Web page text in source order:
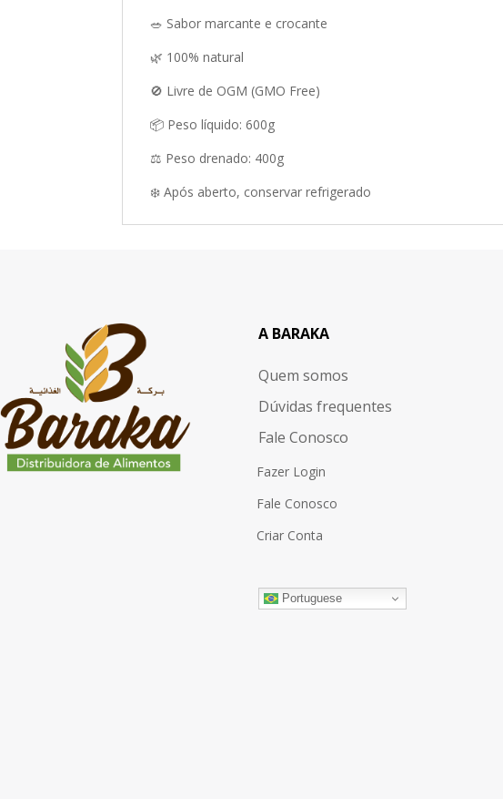
🥗 Sabor marcante e crocante
🌿 100% natural
🚫 Livre de OGM (GMO Free)
📦 Peso líquido: 600g
⚖️ Peso drenado: 400g
❄️ Após aberto, conservar refrigerado
A BARAKA
Quem somos
Dúvidas frequentes
Fale Conosco
Fazer Login
Fale Conosco
Criar Conta
Portuguese